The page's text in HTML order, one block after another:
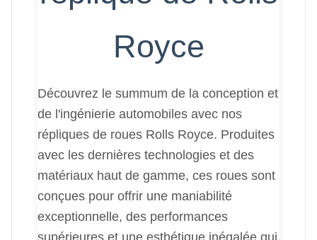
Royce
Découvrez le summum de la conception et
de l'ingénierie automobiles avec nos
répliques de roues Rolls Royce. Produites
avec les dernières technologies et des
matériaux haut de gamme, ces roues sont
conçues pour offrir une maniabilité
exceptionnelle, des performances
supérieures et une esthétique inégalée qui